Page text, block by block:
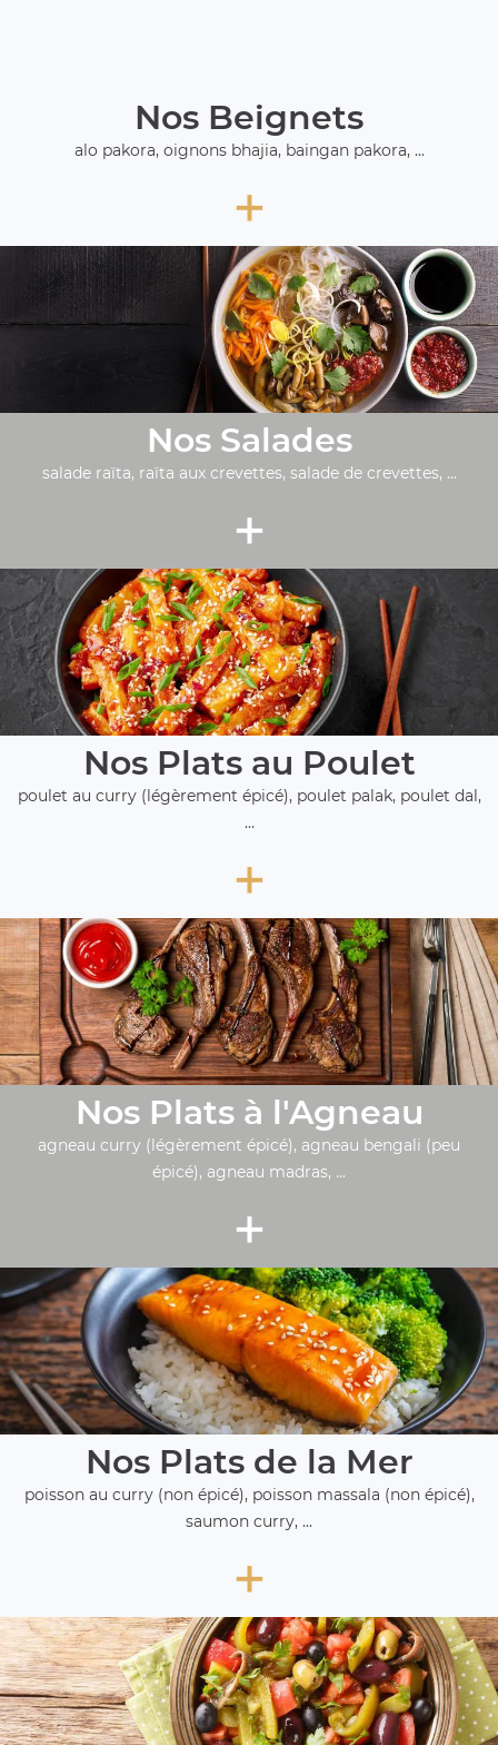
Nos Beignets
alo pakora, oignons bhajia, baingan pakora, ...
+
Nos Salades
salade raïta, raïta aux crevettes, salade de crevettes, ...
+
Nos Plats au Poulet
poulet au curry (légèrement épicé), poulet palak, poulet dal,
...
+
Nos Plats à l'Agneau
agneau curry (légèrement épicé), agneau bengali (peu
épicé), agneau madras, ...
+
Nos Plats de la Mer
poisson au curry (non épicé), poisson massala (non épicé),
saumon curry, ...
+